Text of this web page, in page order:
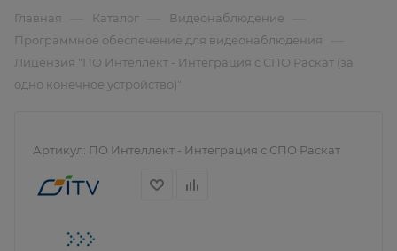
Главная Каталог Видеонаблюдение
Программное обеспечение для видеонаблюдения
Лицензия "ПО Интеллект - Интеграция с СПО Раскат (за
одно конечное устройство)"
Артикул: ПО Интеллект - Интеграция с СПО Раскат